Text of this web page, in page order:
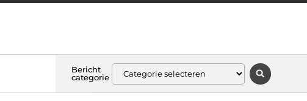
Bericht
categorie